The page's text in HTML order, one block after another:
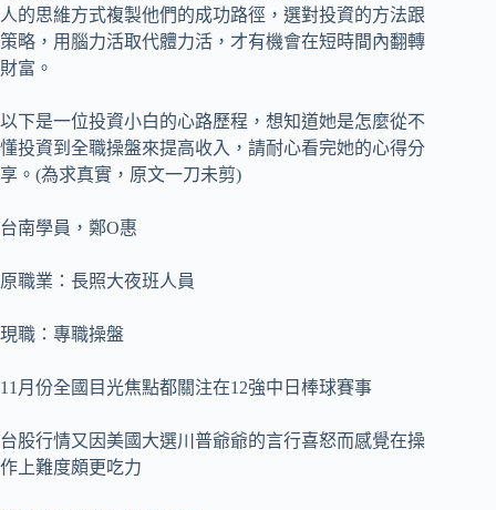
人的思維方式複製他們的成功路徑，選對投資的方法跟
策略，用腦力活取代體力活，才有機會在短時間內翻轉
財富。
以下是一位投資小白的心路歷程，想知道她是怎麼從不
懂投資到全職操盤來提高收入，請耐心看完她的心得分
享。(為求真實，原文一刀未剪)
台南學員，鄭O惠
原職業：長照大夜班人員
現職：專職操盤
11月份全國目光焦點都關注在12強中日棒球賽事
台股行情又因美國大選川普爺爺的言行喜怒而感覺在操
作上難度頗更吃力